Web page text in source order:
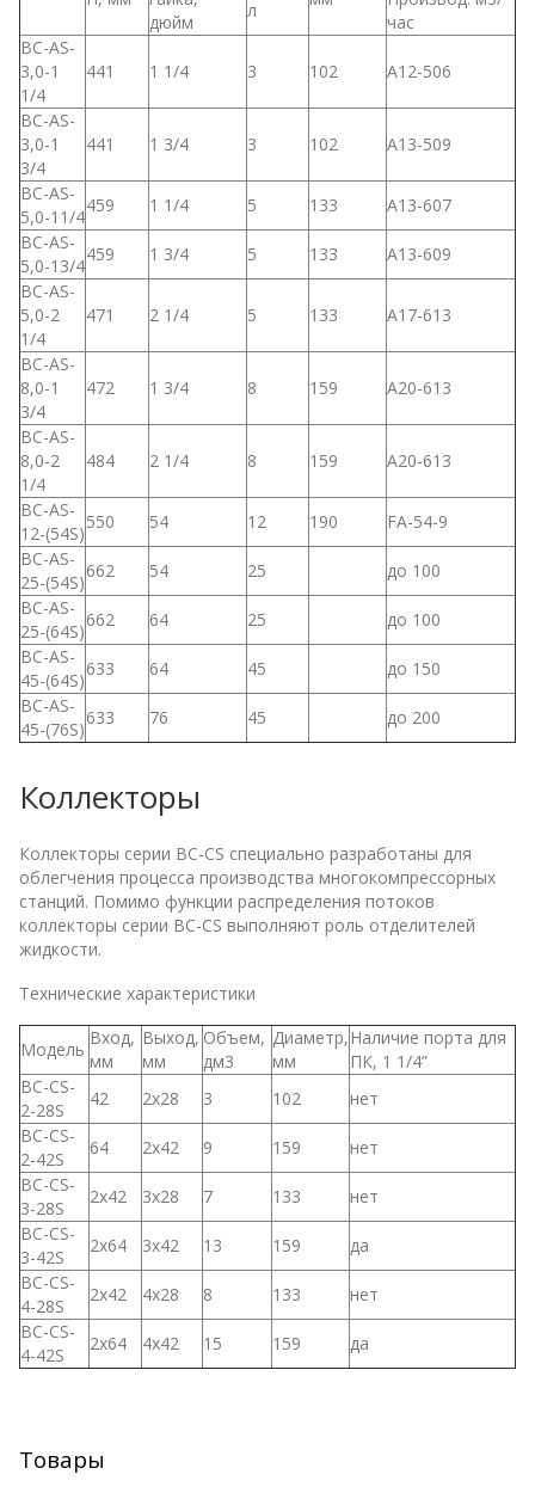
дюйм
л
час
BC-AS-
3,0-1
1/4
441 1 1/4 3 102 A12-506
BC-AS-
3,0-1
3/4
441 1 3/4 3 102 A13-509
BC-AS-
5,0-11/4
459 1 1/4 5 133
A13-607
BC-AS-
5,0-13/4
459 1 3/4 5 133
A13-609
BC-AS-
5,0-2
1/4
471 2 1/4 5 133 A17-613
BC-AS-
8,0-1
3/4
472 1 3/4 8 159 A20-613
BC-AS-
8,0-2
1/4
484 2 1/4 8 159 A20-613
BC-AS-
12-(54S)
550 54 12 190
FA-54-9
BC-AS-
25-(54S)
662 54 25
до 100
BC-AS-
25-(64S)
662 64 25
до 100
BC-AS-
45-(64S)
633 64 45
до 150
BC-AS-
45-(76S)
633 76 45 до 200
Коллекторы
Коллекторы серии BC-CS специально разработаны для
облегчения процесса производства многокомпрессорных
станций. Помимо функции распределения потоков
коллекторы серии BC-CS выполняют роль отделителей
жидкости.
Технические характеристики
Модель
Вход,
мм
Выход,
мм
Объем,
дм3
Диаметр,
мм
Наличие порта для
ПК, 1 1/4”
BC-CS-
2-28S
42 2х28 3 102
нет
BC-CS-
2-42S
64 2х42 9 159
нет
BC-CS-
3-28S
2х42 3х28 7 133
нет
BC-CS-
3-42S
2х64 3х42 13 159
да
BC-CS-
4-28S
2х42 4х28 8 133
нет
BC-CS-
4-42S
2х64 4х42 15 159 да
Товары